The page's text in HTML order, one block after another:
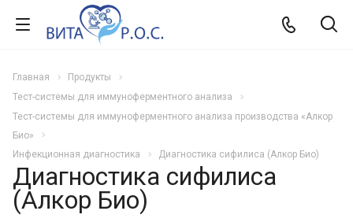
Главная
Продукты
Тест-системы для иммуноферментного анализа
Тест-системы для иммуноферментного анализа производства «Алкор
Био»
Инфекционная диагностика
Диагностика сифилиса (Алкор Био)
Диагностика сифилиса
(Алкор Био)